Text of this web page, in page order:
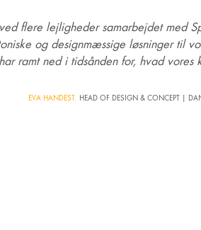
flere lejligheder samarbejdet med
og designmæssige løsninger til
har ramt ned i tidsånden for, hvad vores
EVA HANDEST. HEAD OF DESIGN & CONCEPT |